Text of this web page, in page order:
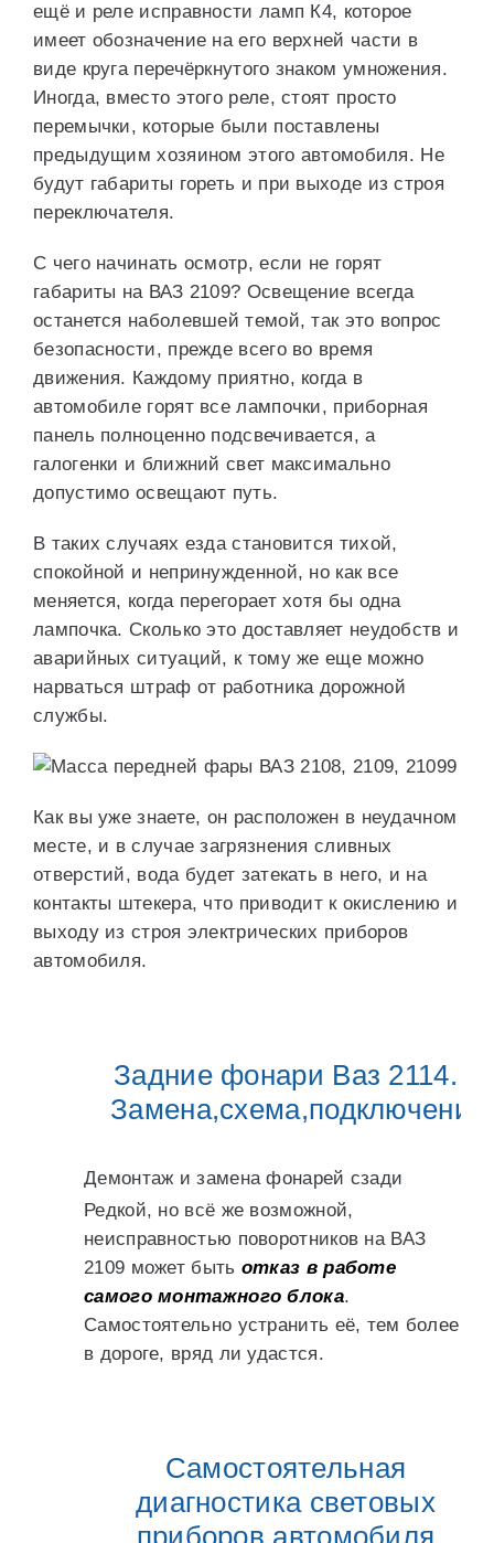
ещё и реле исправности ламп К4, которое
имеет обозначение на его верхней части в
виде круга перечёркнутого знаком умножения.
Иногда, вместо этого реле, стоят просто
перемычки, которые были поставлены
предыдущим хозяином этого автомобиля. Не
будут габариты гореть и при выходе из строя
переключателя.
С чего начинать осмотр, если не горят
габариты на ВАЗ 2109? Освещение всегда
останется наболевшей темой, так это вопрос
безопасности, прежде всего во время
движения. Каждому приятно, когда в
автомобиле горят все лампочки, приборная
панель полноценно подсвечивается, а
галогенки и ближний свет максимально
допустимо освещают путь.
В таких случаях езда становится тихой,
спокойной и непринужденной, но как все
меняется, когда перегорает хотя бы одна
лампочка. Сколько это доставляет неудобств и
аварийных ситуаций, к тому же еще можно
нарваться штраф от работника дорожной
службы.
Как вы уже знаете, он расположен в неудачном
месте, и в случае загрязнения сливных
отверстий, вода будет затекать в него, и на
контакты штекера, что приводит к окислению и
выходу из строя электрических приборов
автомобиля.
Задние фонари Ваз 2114.
Замена,схема,подключение
Демонтаж и замена фонарей сзади
Редкой, но всё же возможной,
неисправностью поворотников на ВАЗ
2109 может быть отказ в работе
самого монтажного блока.
Самостоятельно устранить её, тем более
в дороге, вряд ли удастся.
Самостоятельная
диагностика световых
приборов автомобиля